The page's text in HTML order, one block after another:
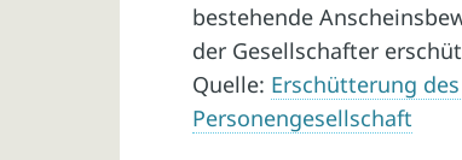
bestehende
der Gesellschafter
Quelle: Erschütterung
Personengesellschaft